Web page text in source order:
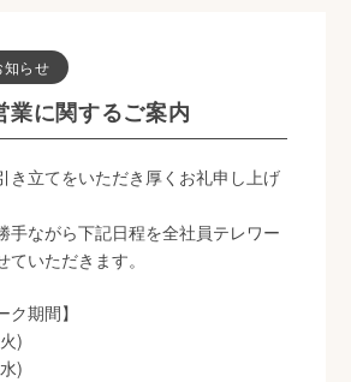
知らせ
業に関するご案内
き立てをいただき厚くお礼申し上げ
手ながら下記日程を全社員テレワー
いただきます。
ク期間】
)
)